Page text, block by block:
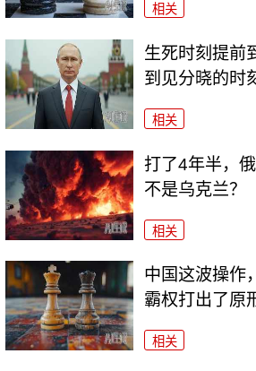
相关
生死时刻提前
到见分晓的时
相关
打了4年半，
不是乌克兰？
相关
中国这波操作
霸权打出了原
相关